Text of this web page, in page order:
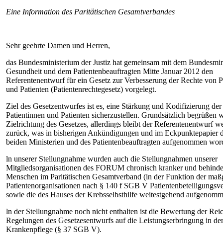
Eine Information des Paritätischen Gesamtverbandes
Sehr geehrte Damen und Herren,
das Bundesministerium der Justiz hat gemeinsam mit dem
Gesundheit und dem Patientenbeauftragten Mitte Januar 2012 den
Referentenentwurf für ein Gesetz zur Verbesserung der Rechte von
und Patienten (Patientenrechtegesetz) vorgelegt.
Ziel des Gesetzentwurfes ist es, eine Stärkung und Kodifizierung
Patientinnen und Patienten sicherzustellen. Grundsätzlich begrüßen
Zielrichtung des Gesetzes, allerdings bleibt der Referentenentwurf
zurück, was in bisherigen Ankündigungen und im Eckpunktepapier
beiden Ministerien und des Patientenbeauftragten aufgenommen
ln unserer Stellungnahme wurden auch die Stellungnahmen unserer
Mitgliedsorganisationen des FORUM chronisch kranker und
Menschen im Paritätischen Gesamtverband (in der Funktion der
Patientenorganisationen nach § 140 f SGB V
sowie die des Hauses der Krebsselbsthilfe weitestgehend
ln der Stellungnahme noch nicht enthalten ist die Bewertung der
Regelungen des Gesetzesentwurfs auf die Leistungserbringung in
Krankenpflege (§ 37 SGB V).